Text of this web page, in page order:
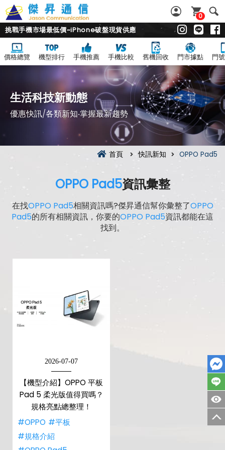
0
挑戰手機市場最低價~iPhone破盤現貨供應
價格總覽 機型排行 手機推薦 手機比較 舊機回收 門市據點 門
生活科技新動態
優惠快訊/各類新知‧掌握最新趨勢
首頁 快訊新知 OPPO Pad5
OPPO Pad5資訊彙整
在找OPPO Pad5相關資訊嗎?傑昇通信幫你彙整了OPPO
Pad5的所有相關資訊，你要的OPPO Pad5資訊都能在這
找到。
2026-07-07
【機型介紹】OPPO 平板
Pad 5 柔光版值得買嗎？
規格亮點總整理！
#OPPO #平板
#規格介紹